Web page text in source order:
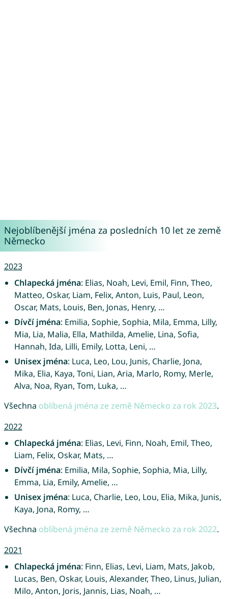
Nejoblíbenější jména za posledních 10 let ze země
Německo
2023
Chlapecká jména: Elias, Noah, Levi, Emil, Finn, Theo,
Matteo, Oskar, Liam, Felix, Anton, Luis, Paul, Leon,
Oscar, Mats, Louis, Ben, Jonas, Henry, …
Dívčí jména: Emilia, Sophie, Sophia, Mila, Emma, Lilly,
Mia, Lia, Malia, Ella, Mathilda, Amelie, Lina, Sofia,
Hannah, Ida, Lilli, Emily, Lotta, Leni, …
Unisex jména: Luca, Leo, Lou, Junis, Charlie, Jona,
Mika, Elia, Kaya, Toni, Lian, Aria, Marlo, Romy, Merle,
Alva, Noa, Ryan, Tom, Luka, …
Všechna oblíbená jména ze země Německo za rok 2023.
2022
Chlapecká jména: Elias, Levi, Finn, Noah, Emil, Theo,
Liam, Felix, Oskar, Mats, …
Dívčí jména: Emilia, Mila, Sophie, Sophia, Mia, Lilly,
Emma, Lia, Emily, Amelie, …
Unisex jména: Luca, Charlie, Leo, Lou, Elia, Mika, Junis,
Kaya, Jona, Romy, …
Všechna oblíbená jména ze země Německo za rok 2022.
2021
Chlapecká jména: Finn, Elias, Levi, Liam, Mats, Jakob,
Lucas, Ben, Oskar, Louis, Alexander, Theo, Linus, Julian,
Milo, Anton, Joris, Jannis, Lias, Noah, …